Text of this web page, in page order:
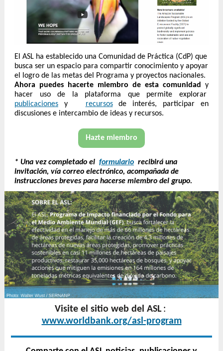
El ASL ha establecido una Comunidad de Práctica (CdP) que
busca ser un espacio para compartir conocimiento y apoyar
el logro de las metas del Programa y proyectos nacionales.
Ahora puedes hacerte miembro de esta comunidad
y
hacer uso de la plataforma que permite explorar
publicaciones y recursosde interés, participar en
discusiones e intercambio de ideas y recursos.
Hazte miembro
* Una vez completado el formulario recibirá una
invitación, vía correo electrónico, acompañada de
instrucciones breves para hacerse miembro del grupo.
Visite el sitio web del ASL :
www.worldbank.org/asl-program